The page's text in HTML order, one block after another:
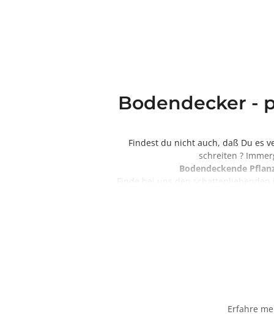
Bodendecker -
Findest du nicht auch, daß Du es
schreiten ?
Bodendeckende
Finde bei uns den
Erfahre